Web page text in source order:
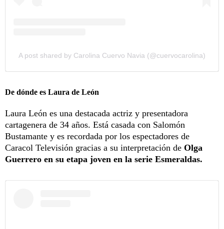
A post shared by Carolina Cuervo Navia (@cuervocarolina)
De dónde es Laura de León
Laura León es una destacada actriz y presentadora
cartagenera de 34 años. Está casada con Salomón
Bustamante y es recordada por los espectadores de
Caracol Televisión gracias a su interpretación de Olga
Guerrero en su etapa joven en la serie Esmeraldas.